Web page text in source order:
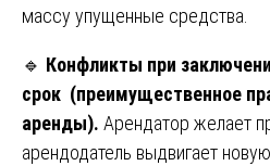
массу упущенные средства.
🔹 Конфликты при
срок (преимущественное
аренды). Арендатор желает
арендодатель выдвигает